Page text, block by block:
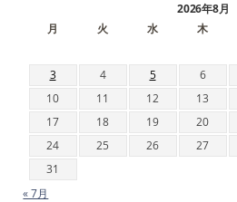
2026年8月
月
火 水 木
3
4 5 6
10
11 12 13
17
18 19 20
24
25 26 27
31
« 7月